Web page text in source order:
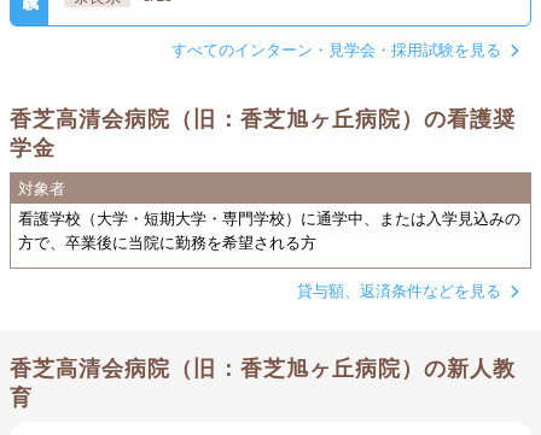
すべてのインターン・見学会・採用試験を見る
香芝高清会病院（旧：香芝旭ヶ丘病院）の看護奨
学金
対象者
看護学校（大学・短期大学・専門学校）に通学中、または入学見込みの
方で、卒業後に当院に勤務を希望される方
貸与額、返済条件などを見る
香芝高清会病院（旧：香芝旭ヶ丘病院）の新人教
育